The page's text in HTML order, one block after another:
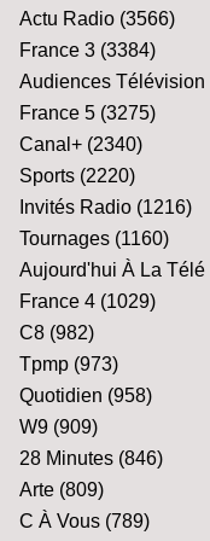
Actu Radio (3566)
France 3 (3384)
Audiences Télévision
France 5 (3275)
Canal+ (2340)
Sports (2220)
Invités Radio (1216)
Tournages (1160)
Aujourd'hui À La Télé
France 4 (1029)
C8 (982)
Tpmp (973)
Quotidien (958)
W9 (909)
28 Minutes (846)
Arte (809)
C À Vous (789)